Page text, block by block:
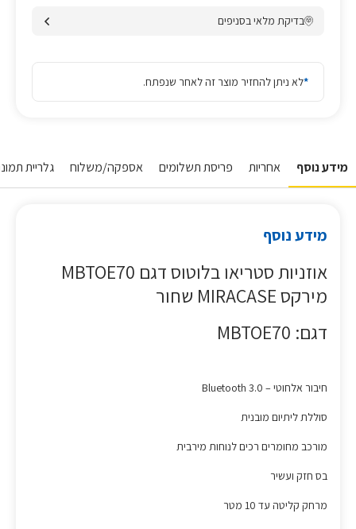
בדיקת מלאי בסניפים
*לא ניתן להחזיר מוצר זה לאחר שנפתח.
מידע נוסף אחריות פריסת תשלומים אספקה/משלוח גלריית
מידע נוסף
אוזניות סטריאו בלוטוס דגם MBTOE70
מירקס MIRACASE שחור
דגם: MBTOE70
חיבור אלחוטי – Bluetooth 3.0
סוללת ליתיום מובנית
מורכב מחומרים רכים לנוחות מירבית
בס חזק ועשיר
מרחק קליטה עד 10 מטר